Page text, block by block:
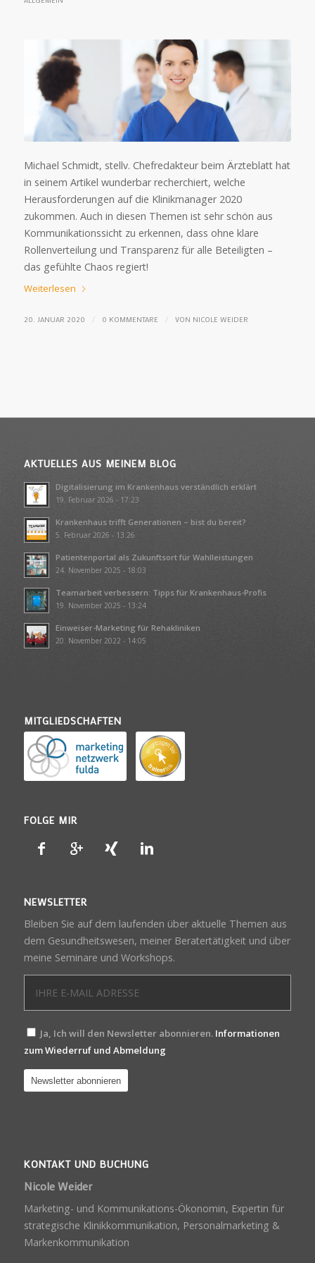
Michael Schmidt, stellv. Chefredakteur beim Ärzteblatt hat
in seinem Artikel wunderbar recherchiert, welche
Herausforderungen auf die Klinikmanager 2020
zukommen. Auch in diesen Themen ist sehr schön aus
Kommunikationssicht zu erkennen, dass ohne klare
Rollenverteilung und Transparenz für alle Beteiligten –
das gefühlte Chaos regiert!
Weiterlesen
20. JANUAR 2020 / 0 KOMMENTARE / VON NICOLE WEIDER
AKTUELLES AUS MEINEM BLOG
Digitalisierung im Krankenhaus verständlich erklärt
19. Februar 2026 - 17:23
Krankenhaus trifft Generationen – bist du bereit?
5. Februar 2026 - 13:26
Patientenportal als Zukunftsort für Wahlleistungen
24. November 2025 - 18:03
Teamarbeit verbessern: Tipps für Krankenhaus-Profis
19. November 2025 - 13:24
Einweiser-Marketing für Rehakliniken
20. November 2022 - 14:05
MITGLIEDSCHAFTEN
FOLGE MIR
NEWSLETTER
Bleiben Sie auf dem laufenden über aktuelle Themen aus
dem Gesundheitswesen, meiner Beratertätigkeit und über
meine Seminare und Workshops.
Ja, Ich will den Newsletter abonnieren. Informationen
zum Wiederruf und Abmeldung
KONTAKT UND BUCHUNG
Nicole Weider
Marketing- und Kommunikations-Ökonomin, Expertin für
strategische Klinikkommunikation, Personalmarketing &
Markenkommunikation